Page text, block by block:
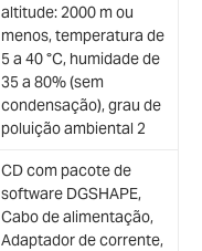
altitude: 2000 m ou
menos, temperatura de
5 a 40 °C, humidade de
35 a 80% (sem
condensação), grau de
poluição ambiental 2
CD com pacote de
software DGSHAPE,
Cabo de alimentação,
Adaptador de corrente,